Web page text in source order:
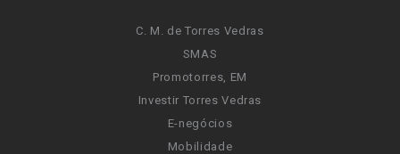
C. M. de Torres Vedras
SMAS
Promotorres, EM
Investir Torres Vedras
E-negócios
Mobilidade